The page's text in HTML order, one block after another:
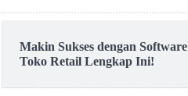
Makin Sukses dengan Software
Toko Retail Lengkap Ini!